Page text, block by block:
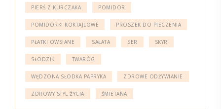
PIERŚ Z KURCZAKA POMIDOR
POMIDORKI KOKTAJLOWE PROSZEK DO PIECZENIA
PŁATKI OWSIANE SAŁATA SER SKYR
SŁODZIK TWARÓG
WĘDZONA SŁODKA PAPRYKA ZDROWE ODŻYWIANIE
ZDROWY STYL ŻYCIA ŚMIETANA